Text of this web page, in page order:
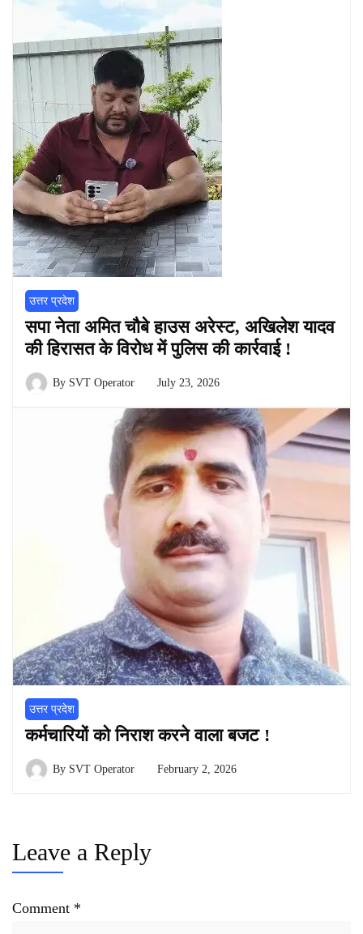
उत्तर प्रदेश
सपा नेता अमित चौबे हाउस अरेस्ट, अखिलेश यादव
की हिरासत के विरोध में पुलिस की कार्रवाई !
By SVT Operator July 23, 2026
उत्तर प्रदेश
कर्मचारियों को निराश करने वाला बजट !
By SVT Operator February 2, 2026
Leave a Reply
Comment *